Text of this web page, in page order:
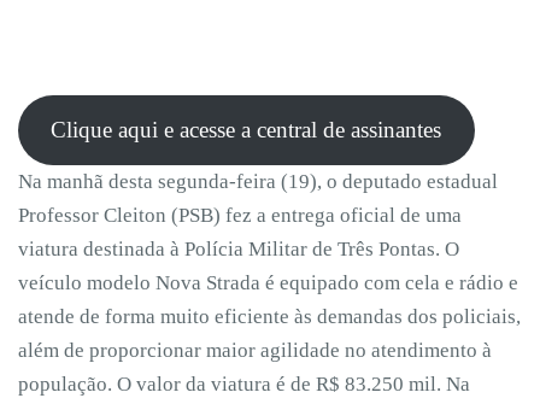
Clique aqui e acesse a central de assinantes
Na manhã desta segunda-feira (19), o deputado estadual
Professor Cleiton (PSB) fez a entrega oficial de uma
viatura destinada à Polícia Militar de Três Pontas. O
veículo modelo Nova Strada é equipado com cela e rádio e
atende de forma muito eficiente às demandas dos policiais,
além de proporcionar maior agilidade no atendimento à
população. O valor da viatura é de R$ 83.250 mil. Na